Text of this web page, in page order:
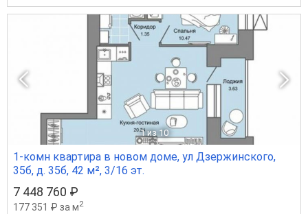
1 из 10
1-комн квартира в новом доме, ул Дзержинского,
35б, д. 35б, 42 м², 3/16 эт.
7 448 760 ₽
177 351 ₽ за м2